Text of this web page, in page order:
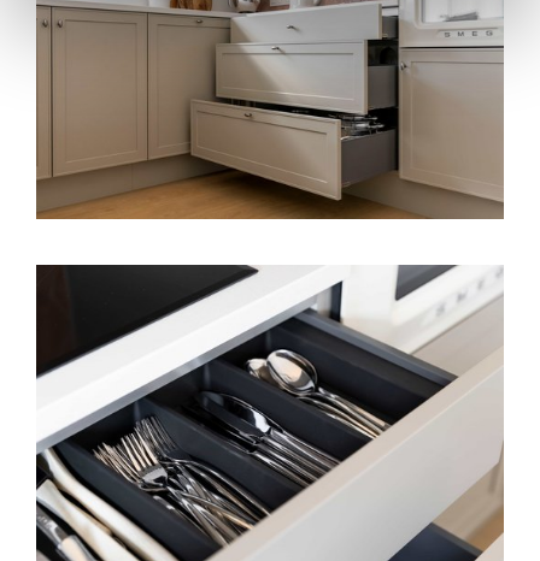
bon fonctionnement du site, offrent des analyses pour
améliorer votre expérience et ils nous aident à vous
fournir une expérience personnalisée, comme indiqué
politique de cookies.
We work with 35 third partieswho may receive and
process your information.